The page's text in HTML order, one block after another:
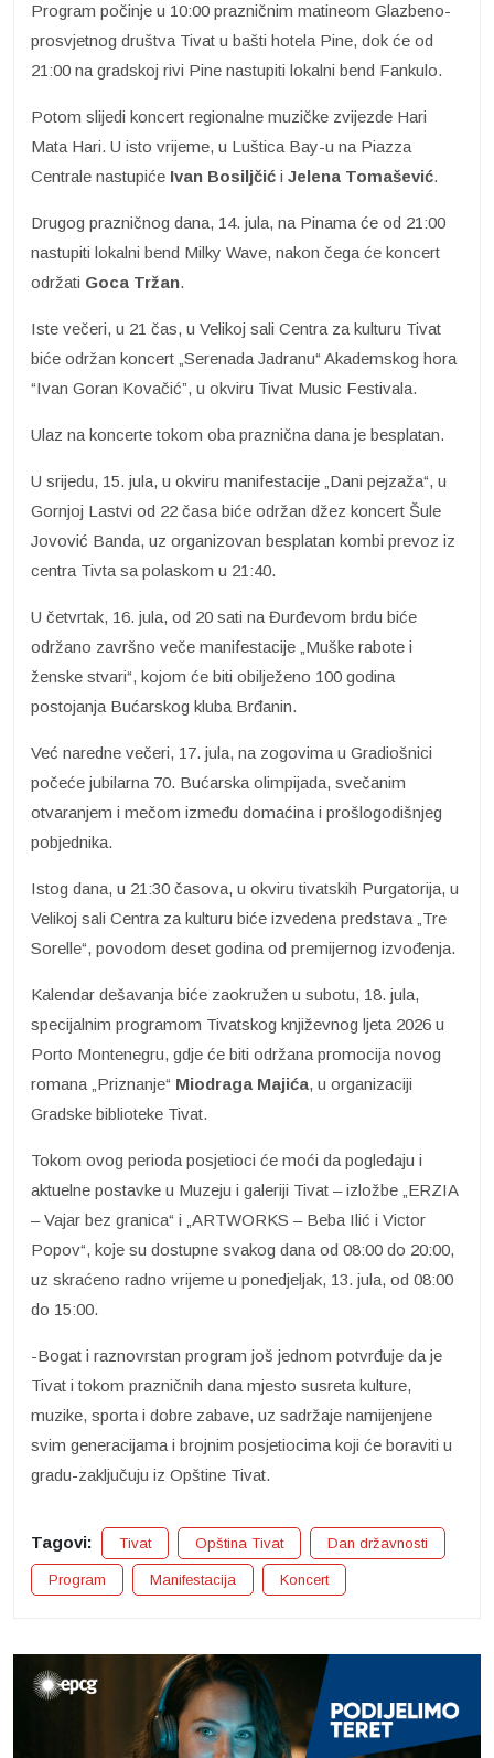
Program počinje u 10:00 prazničnim matineom Glazbeno-
prosvjetnog društva Tivat u bašti hotela Pine, dok će od
21:00 na gradskoj rivi Pine nastupiti lokalni bend Fankulo.
Potom slijedi koncert regionalne muzičke zvijezde Hari
Mata Hari. U isto vrijeme, u Luštica Bay-u na Piazza
Centrale nastupiće Ivan Bosiljčić i Jelena Tomašević.
Drugog prazničnog dana, 14. jula, na Pinama će od 21:00
nastupiti lokalni bend Milky Wave, nakon čega će koncert
održati Goca Tržan.
Iste večeri, u 21 čas, u Velikoj sali Centra za kulturu Tivat
biće održan koncert „Serenada Jadranu“ Akademskog hora
“Ivan Goran Kovačić”, u okviru Tivat Music Festivala.
Ulaz na koncerte tokom oba praznična dana je besplatan.
U srijedu, 15. jula, u okviru manifestacije „Dani pejzaža“, u
Gornjoj Lastvi od 22 časa biće održan džez koncert Šule
Jovović Banda, uz organizovan besplatan kombi prevoz iz
centra Tivta sa polaskom u 21:40.
U četvrtak, 16. jula, od 20 sati na Đurđevom brdu biće
održano završno veče manifestacije „Muške rabote i
ženske stvari“, kojom će biti obilježeno 100 godina
postojanja Bućarskog kluba Brđanin.
Već naredne večeri, 17. jula, na zogovima u Gradiošnici
počeće jubilarna 70. Bućarska olimpijada, svečanim
otvaranjem i mečom između domaćina i prošlogodišnjeg
pobjednika.
Istog dana, u 21:30 časova, u okviru tivatskih Purgatorija, u
Velikoj sali Centra za kulturu biće izvedena predstava „Tre
Sorelle“, povodom deset godina od premijernog izvođenja.
Kalendar dešavanja biće zaokružen u subotu, 18. jula,
specijalnim programom Tivatskog književnog ljeta 2026 u
Porto Montenegru, gdje će biti održana promocija novog
romana „Priznanje“ Miodraga Majića, u organizaciji
Gradske biblioteke Tivat.
Tokom ovog perioda posjetioci će moći da pogledaju i
aktuelne postavke u Muzeju i galeriji Tivat – izložbe „ERZIA
– Vajar bez granica“ i „ARTWORKS – Beba Ilić i Victor
Popov“, koje su dostupne svakog dana od 08:00 do 20:00,
uz skraćeno radno vrijeme u ponedjeljak, 13. jula, od 08:00
do 15:00.
-Bogat i raznovrstan program još jednom potvrđuje da je
Tivat i tokom prazničnih dana mjesto susreta kulture,
muzike, sporta i dobre zabave, uz sadržaje namijenjene
svim generacijama i brojnim posjetiocima koji će boraviti u
gradu-zaključuju iz Opštine Tivat.
Tagovi: Tivat Opština Tivat Dan državnosti
Program Manifestacija Koncert